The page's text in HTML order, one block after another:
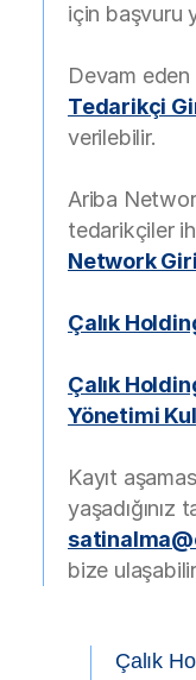
için başvuru
Devam eden
Tedarikçi
verilebilir.
Ariba
tedarikçiler
Network
Çalık
Çalık
Yönetimi
Kayıt
yaşadığınız
bize
Çalık